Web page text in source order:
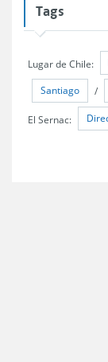
Tags
Lugar de Chile:
Santiago /
El Sernac: